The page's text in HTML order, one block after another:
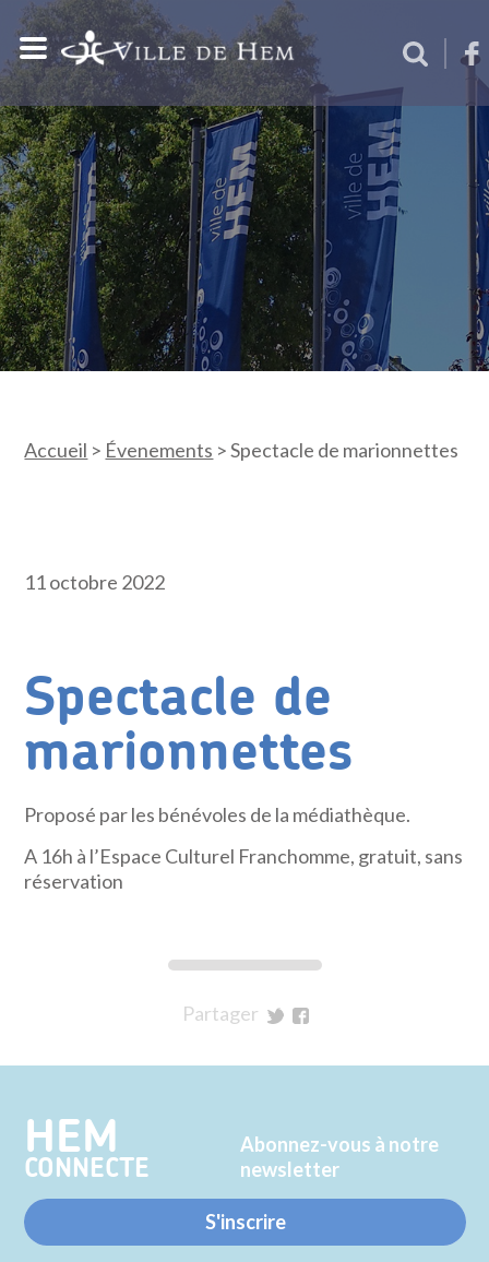
Accueil > Évenements >Spectacle de marionnettes
11 octobre 2022
Spectacle de
marionnettes
Proposé par les bénévoles de la médiathèque.
A 16h à l’Espace Culturel Franchomme, gratuit, sans
réservation
Partager
Twitter
Facebook
HEM
CONNECTE
Abonnez-vous à notre
newsletter
S'inscrire